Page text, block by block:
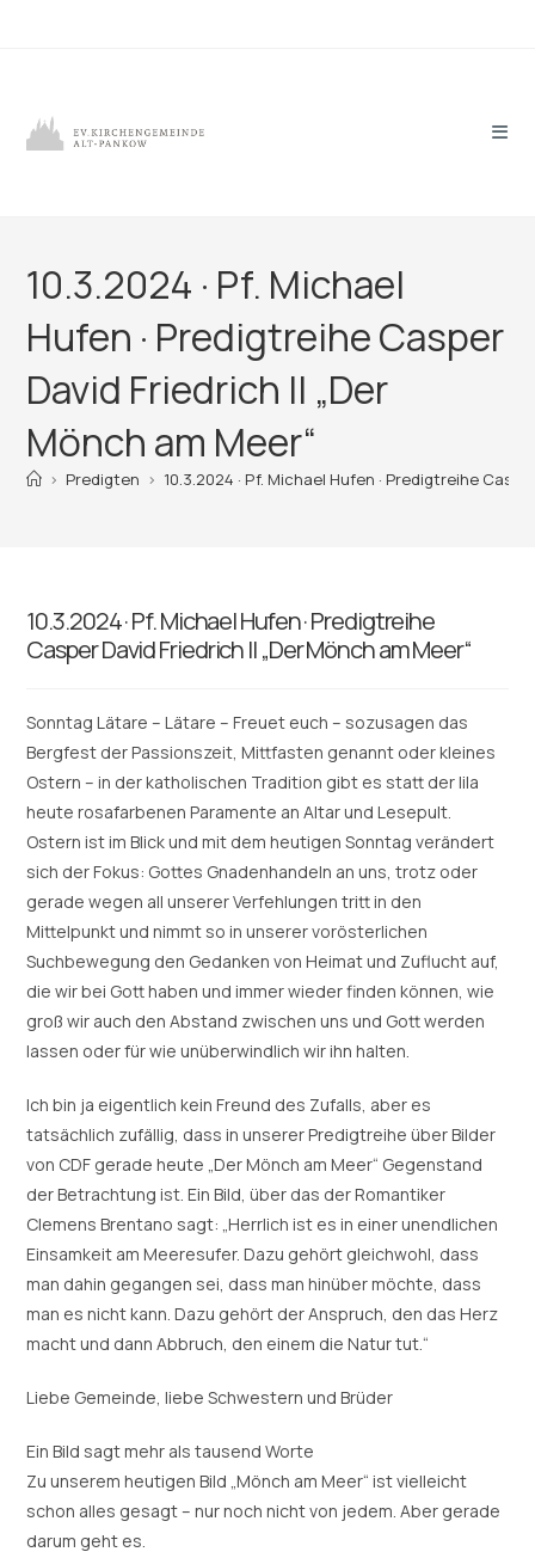
10.3.2024 · Pf. Michael
Hufen · Predigtreihe Casper
David Friedrich II „Der
Mönch am Meer“
> Predigten > 10.3.2024 · Pf. Michael Hufen · Predigtreihe
10.3.2024 · Pf. Michael Hufen · Predigtreihe
Casper David Friedrich II „Der Mönch am Meer“
Sonntag Lätare – Lätare – Freuet euch – sozusagen das
Bergfest der Passionszeit, Mittfasten genannt oder kleines
Ostern – in der katholischen Tradition gibt es statt der lila
heute rosafarbenen Paramente an Altar und Lesepult.
Ostern ist im Blick und mit dem heutigen Sonntag verändert
sich der Fokus: Gottes Gnadenhandeln an uns, trotz oder
gerade wegen all unserer Verfehlungen tritt in den
Mittelpunkt und nimmt so in unserer vorösterlichen
Suchbewegung den Gedanken von Heimat und Zuflucht auf,
die wir bei Gott haben und immer wieder finden können, wie
groß wir auch den Abstand zwischen uns und Gott werden
lassen oder für wie unüberwindlich wir ihn halten.
Ich bin ja eigentlich kein Freund des Zufalls, aber es
tatsächlich zufällig, dass in unserer Predigtreihe über Bilder
von CDF gerade heute „Der Mönch am Meer“ Gegenstand
der Betrachtung ist. Ein Bild, über das der Romantiker
Clemens Brentano sagt: „Herrlich ist es in einer unendlichen
Einsamkeit am Meeresufer. Dazu gehört gleichwohl, dass
man dahin gegangen sei, dass man hinüber möchte, dass
man es nicht kann. Dazu gehört der Anspruch, den das Herz
macht und dann Abbruch, den einem die Natur tut.“
Liebe Gemeinde, liebe Schwestern und Brüder
Ein Bild sagt mehr als tausend Worte
Zu unserem heutigen Bild „Mönch am Meer“ ist vielleicht
schon alles gesagt – nur noch nicht von jedem. Aber gerade
darum geht es.